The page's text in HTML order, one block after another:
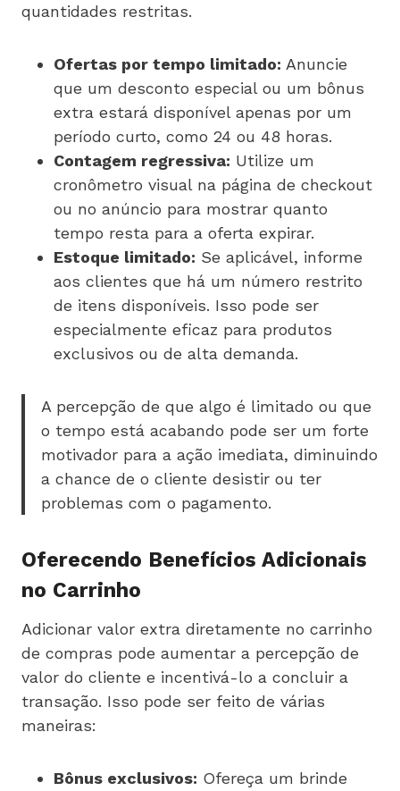
quantidades restritas.
Ofertas por tempo limitado: Anuncie
que um desconto especial ou um bônus
extra estará disponível apenas por um
período curto, como 24 ou 48 horas.
Contagem regressiva: Utilize um
cronômetro visual na página de checkout
ou no anúncio para mostrar quanto
tempo resta para a oferta expirar.
Estoque limitado: Se aplicável, informe
aos clientes que há um número restrito
de itens disponíveis. Isso pode ser
especialmente eficaz para produtos
exclusivos ou de alta demanda.
A percepção de que algo é limitado ou que
o tempo está acabando pode ser um forte
motivador para a ação imediata, diminuindo
a chance de o cliente desistir ou ter
problemas com o pagamento.
Oferecendo Benefícios Adicionais
no Carrinho
Adicionar valor extra diretamente no carrinho
de compras pode aumentar a percepção de
valor do cliente e incentivá-lo a concluir a
transação. Isso pode ser feito de várias
maneiras:
Bônus exclusivos: Ofereça um brinde